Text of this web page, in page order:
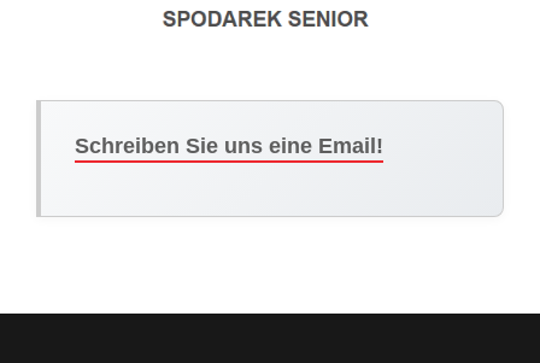
Schreiben Sie uns eine Email!